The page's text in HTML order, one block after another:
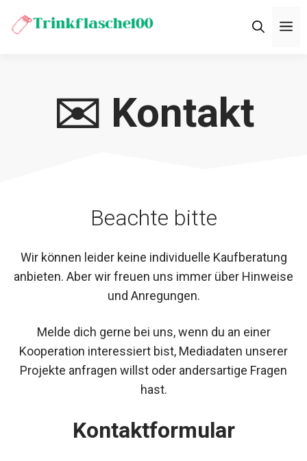
Inhalt
✉️ Kontakt
Beachte bitte
Wir können leider keine individuelle Kaufberatung
anbieten. Aber wir freuen uns immer über Hinweise
und Anregungen.
Melde dich gerne bei uns, wenn du an einer
Kooperation interessiert bist, Mediadaten unserer
Projekte anfragen willst oder andersartige Fragen
hast.
Kontaktformular